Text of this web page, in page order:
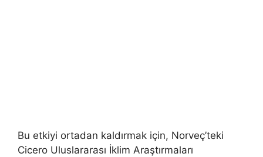
Bu etkiyi ortadan kaldırmak için, Norveç’teki
Cicero Uluslararası İklim Araştırmaları